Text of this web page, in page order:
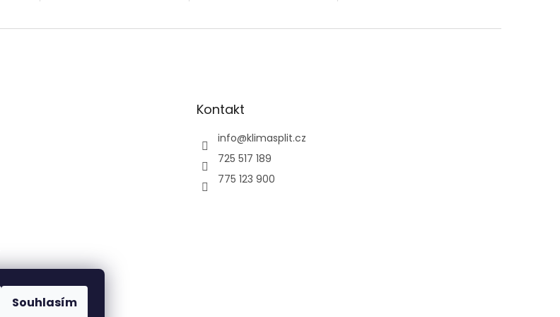
Souhlasím
klimatizační jednotky
Kontakt
info@klimasplit.cz
725 517 189
775 123 900